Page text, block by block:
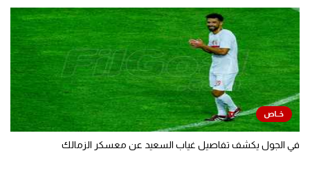
في الجول يكشف تفاصيل غياب السعيد عن معسكر الزمالك